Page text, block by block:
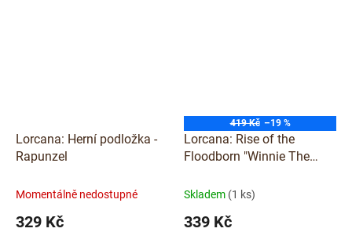
Lorcana: Herní podložka -
Rapunzel
Momentálně nedostupné
329 Kč
419 Kč –19 %
Lorcana: Rise of the
Floodborn "Winnie The
podložka
Skladem (1 ks)
339 Kč